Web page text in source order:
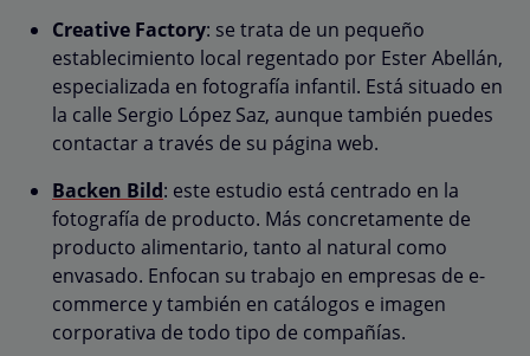
Creative Factory: se trata de un pequeño
establecimiento local regentado por Ester Abellán,
especializada en fotografía infantil. Está situado en
la calle Sergio López Saz, aunque también puedes
contactar a través de su página web.
Backen Bild: este estudio está centrado en la
fotografía de producto. Más concretamente de
producto alimentario, tanto al natural como
envasado. Enfocan su trabajo en empresas de e-
commerce y también en catálogos e imagen
corporativa de todo tipo de compañías.